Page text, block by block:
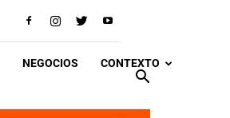
NEGOCIOS CONTEXTO